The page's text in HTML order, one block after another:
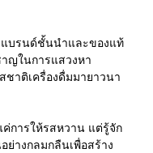
แบรนด์ชั้นนำและของแท้
าญในการแสวงหา
าติเครื่องดื่มมายาวนา
การให้รสหวาน แต่รู้จัก
างกลมกลืนเพื่อสร้าง